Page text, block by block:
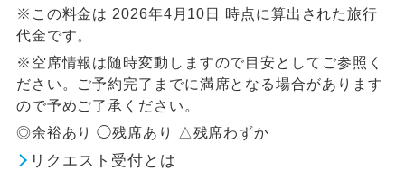
※この料金は 2026年4月10日 時点に算出された旅行
代金です。
※空席情報は随時変動しますので目安としてご参照く
ださい。ご予約完了までに満席となる場合があります
ので予めご了承ください。
◎余裕あり ◯残席あり △残席わずか
リクエスト受付とは